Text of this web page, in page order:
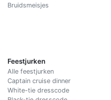
Bruidsmeisjes
Feestjurken
Alle feestjurken
Captain cruise dinner
White-tie dresscode